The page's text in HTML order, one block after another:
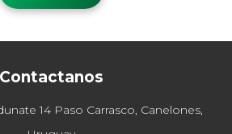
Contactanos
14 Paso Carrasco, Canelones,